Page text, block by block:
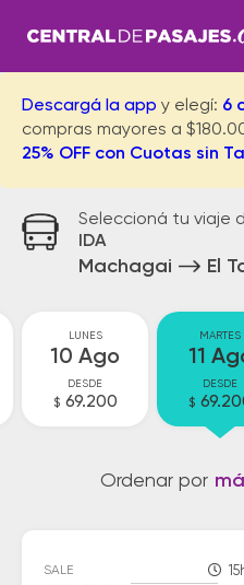
Descargá la app y elegí: 6
compras mayores a
25% OFF con Cuotas sin
Seleccioná tu viaje
IDA
Machagai El
LUNES
10 Ago
DESDE
$ 69.200
MARTES
11
DESDE
$
Ordenar por
SALE